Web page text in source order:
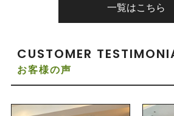
一覧はこちら
CUSTOMER
お客様の声